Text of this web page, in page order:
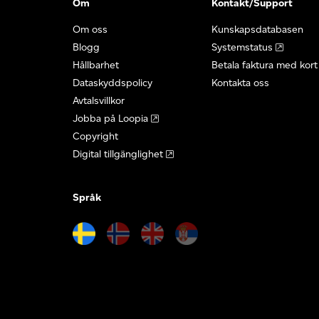
Om
Om oss
Blogg
Hållbarhet
Dataskyddspolicy
Avtalsvillkor
Jobba på Loopia
Copyright
Digital tillgänglighet
Kontakt/Support
Kunskapsdatabasen
Systemstatus
Betala faktura med kort
Kontakta oss
Språk